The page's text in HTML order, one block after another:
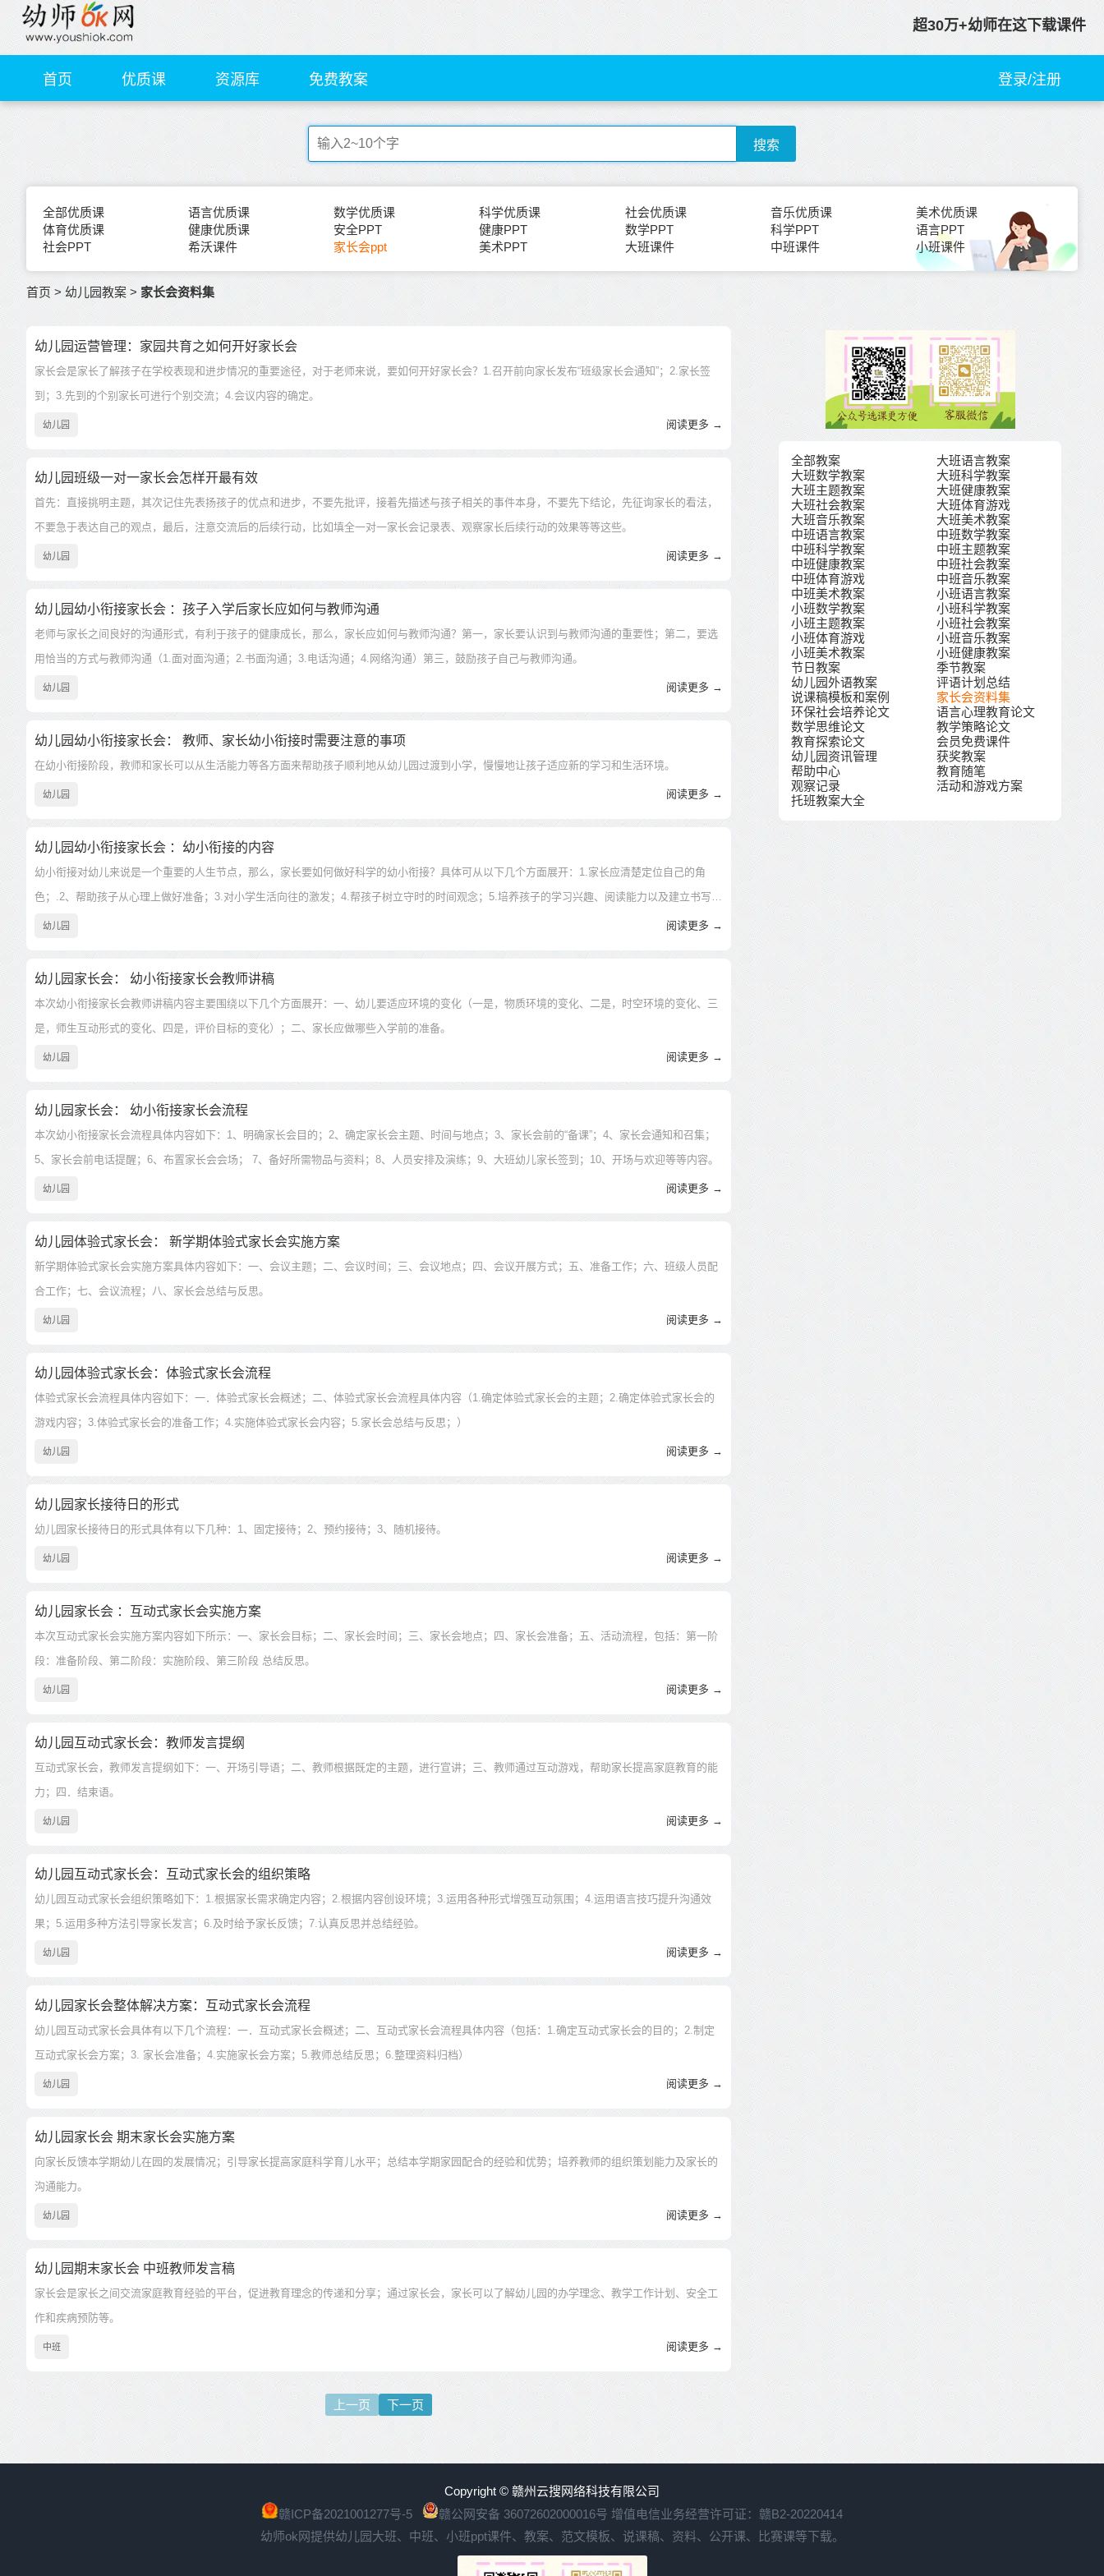
超30万+幼师在这下载课件
首页 优质课 资源库 免费教案 登录/注册
搜索
全部优质课 语言优质课 数学优质课 科学优质课 社会优质课 音乐优质课
美术优质课
体育优质课
健康优质课 安全PPT 健康PPT 数学PPT 科学PPT
语言PPT
社会PPT
希沃课件 家长会ppt 美术PPT 大班课件 中班课件 小班课件
首页 >幼儿园教案 > 家长会资料集
幼儿园运营管理：家园共育之如何开好家长会
家长会是家长了解孩子在学校表现和进步情况的重要途径，对于老师来说，要如何开好家长会？1.召开前向家长发布“班级家长会通知”；2.家长签
到；3.先到的个别家长可进行个别交流；4.会议内容的确定。
幼儿园 阅读更多 →
幼儿园班级一对一家长会怎样开最有效
首先：直接挑明主题，其次记住先表扬孩子的优点和进步，不要先批评，接着先描述与孩子相关的事件本身，不要先下结论，先征询家长的看法，
不要急于表达自己的观点，最后，注意交流后的后续行动，比如填全一对一家长会记录表、观察家长后续行动的效果等等这些。
幼儿园 阅读更多 →
幼儿园幼小衔接家长会 ：孩子入学后家长应如何与教师沟通
老师与家长之间良好的沟通形式，有利于孩子的健康成长，那么，家长应如何与教师沟通？第一，家长要认识到与教师沟通的重要性；第二，要选
用恰当的方式与教师沟通（1.面对面沟通；2.书面沟通；3.电话沟通；4.网络沟通）第三，鼓励孩子自己与教师沟通。
幼儿园 阅读更多 →
幼儿园幼小衔接家长会： 教师、家长幼小衔接时需要注意的事项
在幼小衔接阶段，教师和家长可以从生活能力等各方面来帮助孩子顺利地从幼儿园过渡到小学，慢慢地让孩子适应新的学习和生活环境。
幼儿园 阅读更多 →
幼儿园幼小衔接家长会 ：幼小衔接的内容
幼小衔接对幼儿来说是一个重要的人生节点，那么，家长要如何做好科学的幼小衔接？具体可从以下几个方面展开：1.家长应清楚定位自己的角
色；.2、帮助孩子从心理上做好准备；3.对小学生活向往的激发；4.帮孩子树立守时的时间观念；5.培养孩子的学习兴趣、阅读能力以及建立书写意
识。
幼儿园 阅读更多 →
幼儿园家长会： 幼小衔接家长会教师讲稿
本次幼小衔接家长会教师讲稿内容主要围绕以下几个方面展开：一、幼儿要适应环境的变化（一是，物质环境的变化、二是，时空环境的变化、三
是，师生互动形式的变化、四是，评价目标的变化）；二、家长应做哪些入学前的准备。
幼儿园 阅读更多 →
幼儿园家长会： 幼小衔接家长会流程
本次幼小衔接家长会流程具体内容如下：1、明确家长会目的；2、确定家长会主题、时间与地点；3、家长会前的“备课”；4、家长会通知和召集；
5、家长会前电话提醒；6、布置家长会会场； 7、备好所需物品与资料；8、人员安排及演练；9、大班幼儿家长签到；10、开场与欢迎等等内容。
幼儿园 阅读更多 →
幼儿园体验式家长会： 新学期体验式家长会实施方案
新学期体验式家长会实施方案具体内容如下：一、会议主题；二、会议时间；三、会议地点；四、会议开展方式；五、准备工作；六、班级人员配
合工作；七、会议流程；八、家长会总结与反思。
幼儿园 阅读更多 →
幼儿园体验式家长会：体验式家长会流程
体验式家长会流程具体内容如下：一．体验式家长会概述；二、体验式家长会流程具体内容（1.确定体验式家长会的主题；2.确定体验式家长会的
游戏内容；3.体验式家长会的准备工作；4.实施体验式家长会内容；5.家长会总结与反思；）
幼儿园 阅读更多 →
幼儿园家长接待日的形式
幼儿园家长接待日的形式具体有以下几种：1、固定接待；2、预约接待；3、随机接待。
幼儿园 阅读更多 →
幼儿园家长会 ：互动式家长会实施方案
本次互动式家长会实施方案内容如下所示：一、家长会目标；二、家长会时间；三、家长会地点；四、家长会准备；五、活动流程，包括：第一阶
段：准备阶段、第二阶段：实施阶段、第三阶段 总结反思。
幼儿园 阅读更多 →
幼儿园互动式家长会：教师发言提纲
互动式家长会，教师发言提纲如下：一、开场引导语；二、教师根据既定的主题，进行宣讲；三、教师通过互动游戏，帮助家长提高家庭教育的能
力；四．结束语。
幼儿园 阅读更多 →
幼儿园互动式家长会：互动式家长会的组织策略
幼儿园互动式家长会组织策略如下：1.根据家长需求确定内容；2.根据内容创设环境；3.运用各种形式增强互动氛围；4.运用语言技巧提升沟通效
果；5.运用多种方法引导家长发言；6.及时给予家长反馈；7.认真反思并总结经验。
幼儿园 阅读更多 →
幼儿园家长会整体解决方案：互动式家长会流程
幼儿园互动式家长会具体有以下几个流程：一．互动式家长会概述；二、互动式家长会流程具体内容（包括：1.确定互动式家长会的目的；2.制定
互动式家长会方案；3. 家长会准备；4.实施家长会方案；5.教师总结反思；6.整理资料归档）
幼儿园 阅读更多 →
幼儿园家长会 期末家长会实施方案
向家长反馈本学期幼儿在园的发展情况；引导家长提高家庭科学育儿水平；总结本学期家园配合的经验和优势；培养教师的组织策划能力及家长的
沟通能力。
幼儿园 阅读更多 →
幼儿园期末家长会 中班教师发言稿
家长会是家长之间交流家庭教育经验的平台，促进教育理念的传递和分享；通过家长会，家长可以了解幼儿园的办学理念、教学工作计划、安全工
作和疾病预防等。
中班 阅读更多 →
上一页 下一页
全部教案
大班语言教案
大班数学教案
大班科学教案
大班主题教案
大班健康教案
大班社会教案
大班体育游戏
大班音乐教案
大班美术教案
中班语言教案
中班数学教案
中班科学教案
中班主题教案
中班健康教案
中班社会教案
中班体育游戏
中班音乐教案
中班美术教案
小班语言教案
小班数学教案
小班科学教案
小班主题教案
小班社会教案
小班体育游戏
小班音乐教案
小班美术教案
小班健康教案
节日教案
季节教案
幼儿园外语教案
评语计划总结
说课稿模板和案例
家长会资料集
环保社会培养论文
语言心理教育论文
数学思维论文
教学策略论文
教育探索论文
会员免费课件
幼儿园资讯管理
获奖教案
帮助中心
教育随笔
观察记录
活动和游戏方案
托班教案大全
Copyright © 赣州云搜网络科技有限公司
赣ICP备2021001277号-5
赣公网安备 36072602000016号 增值电信业务经营许可证：赣B2-20220414
幼师ok网提供幼儿园大班、中班、小班ppt课件、教案、范文模板、说课稿、资料、公开课、比赛课等下载。